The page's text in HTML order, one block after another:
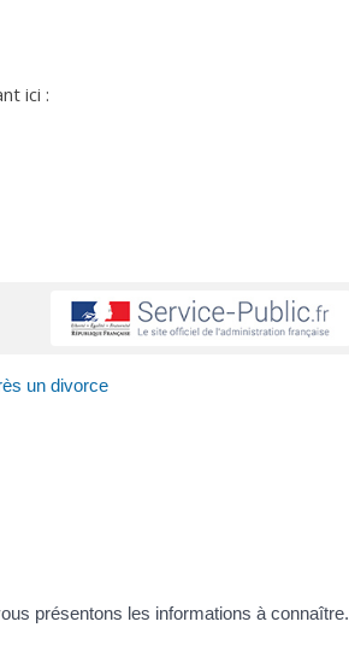
ici :
un divorce
présentons les informations à connaître.